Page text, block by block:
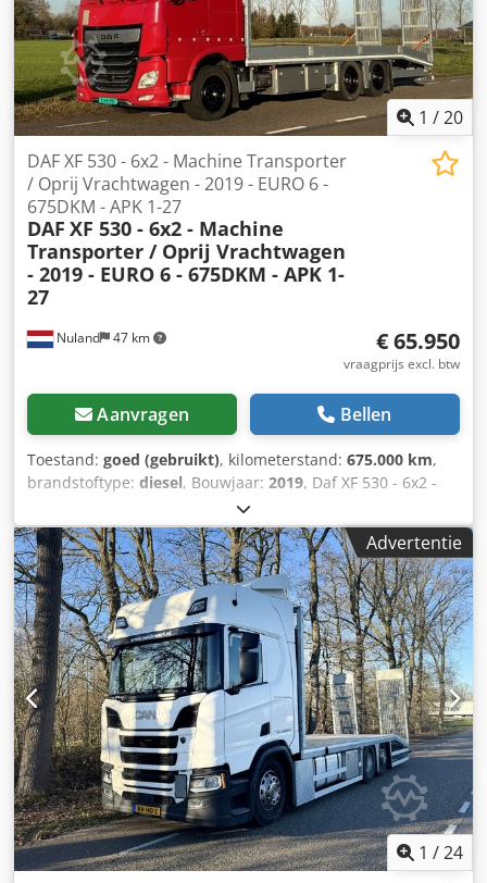
1 /20
Nuland 47 km
DAF XF 530 - 6x2 - Machine Transporter
/ Oprij Vrachtwagen - 2019 - EURO 6 -
675DKM - APK 1-27
DAF XF 530 - 6x2 - Machine
Transporter / Oprij Vrachtwagen
- 2019 - EURO 6 - 675DKM - APK 1-
27
€ 65.950
vraagprijs excl. btw
Aanvragen Bellen
Toestand: goed (gebruikt), kilometerstand: 675.000 km,
brandstoftype: diesel, Bouwjaar: 2019, Daf XF 530 - 6x2 -
Machine Transporter / Oprij Vrachtwagen - 2019 - EURO 6 -
675DKM - APK 1-27 - Hydraulische Kleppen - Full Air - lift
as - Stuur as -Automaat. Lengte : 815cm Cedpfxjzqhkvs
Ahqerf Breedte : 245cm Hoogte: 108cm
Laadvermogen:14.400kg Doorlopende voorraad, zie
website. Prijzen zijn af Nuland. Van de Wert Trading B.V.
heeft een wisselende voorraad van machines, truck,
trailers en aanbouwdelen. Al onze leveringen zijn tegen
handelsprijzen in AS-IS condities zonder garanties. (zie
onze algemene voorwaarden) Voor een bezichtiging en/of
proefrit kunt u vrijblijvend een afspraak maken. Bel even
vooraf wij zijn niet constant aanwezig. Van de Wert Trading
B.V. Bedrijfsstraat 3 5391 LR Nuland
Advertentie
1 /24